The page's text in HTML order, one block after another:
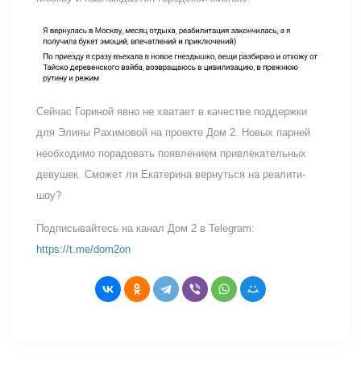
Сейчас Гориной явно не хватает в качестве поддержки
для Элины Рахимовой на проекте Дом 2. Новых парней
необходимо порадовать появлением привлекательных
девушек. Сможет ли Екатерина вернуться на реалити-
шоу?
Подписывайтесь на канал Дом 2 в Telegram:
https://t.me/dom2on